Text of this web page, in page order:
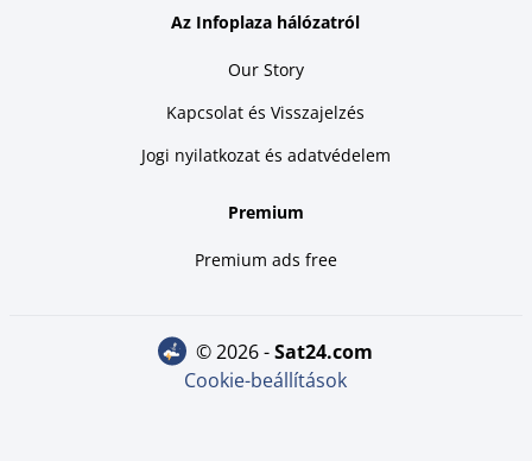
Az Infoplaza hálózatról
Our Story
Kapcsolat és Visszajelzés
Jogi nyilatkozat és adatvédelem
Premium
Premium ads free
© 2026 - sat24.com
Cookie-beállítások